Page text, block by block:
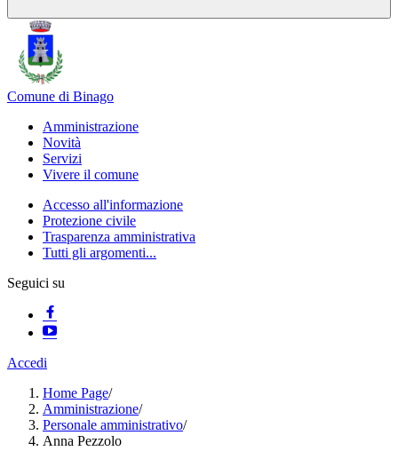
Comune di Binago
Amministrazione
Novità
Servizi
Vivere il comune
Accesso all'informazione
Protezione civile
Trasparenza amministrativa
Tutti gli argomenti...
Seguici su
Accedi
Home Page/
Amministrazione/
Personale amministrativo/
Anna Pezzolo